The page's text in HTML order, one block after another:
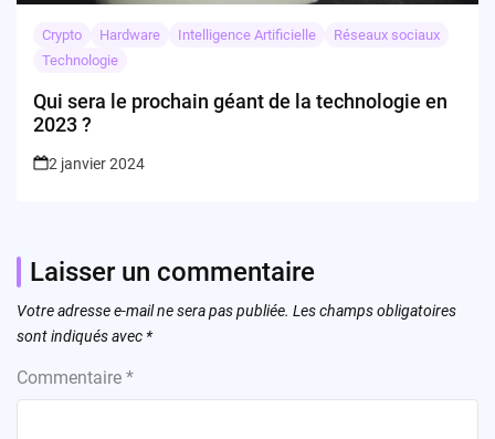
Crypto Hardware Intelligence Artificielle
Réseaux sociaux
Technologie
Qui sera le prochain géant de la technologie en
2023 ?
2 janvier 2024
Laisser un commentaire
Votre adresse e-mail ne sera pas publiée. Les champs obligatoires
sont indiqués avec *
Commentaire *